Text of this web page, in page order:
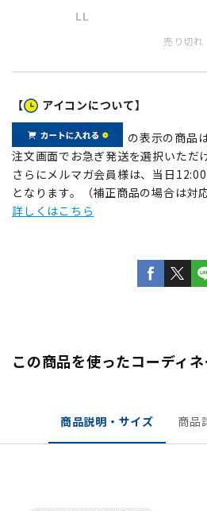
LL
売り切れ
【 アイコンについて】
の表示の商品は
注文画面でお急ぎ発送を選択いただ
さらにメルマガ会員様は、当日
となります。（補正商品の場合は対
詳しくはこちら
この商品を使ったコーディ
商品説明・サイズ 商品